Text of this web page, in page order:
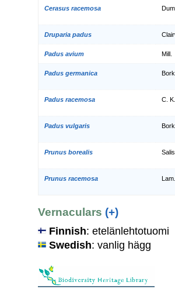
Cerasus racemosa
Druparia padus
Padus avium Mill.
Padus germanica
Padus racemosa C.
Padus vulgaris
Prunus borealis
Prunus racemosa Lam.
Vernaculars (+)
Finnish: etelänlehtotuomi
Swedish: vanlig hägg